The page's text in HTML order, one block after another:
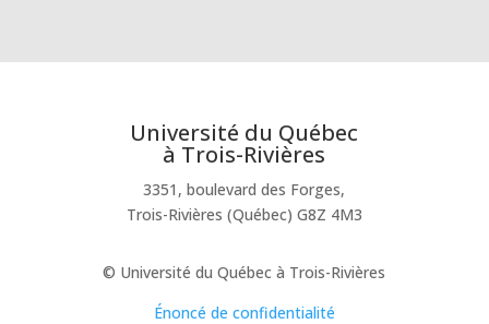
Université du Québec
à Trois-Rivières
3351, boulevard des Forges,
Trois-Rivières (Québec) G8Z 4M3
© Université du Québec à Trois-Rivières
Énoncé de confidentialité